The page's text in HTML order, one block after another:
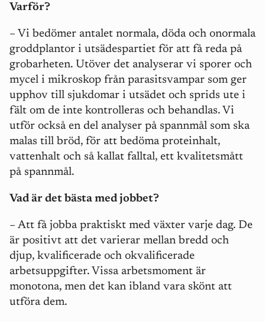
Varför?
– Vi bedömer antalet normala, döda och onormala
groddplantor i utsädespartiet för att få reda på
grobarheten. Utöver det analyserar vi sporer och
mycel i mikroskop från parasitsvampar som ger
upphov till sjukdomar i utsädet och sprids ute i
fält om de inte kontrolleras och behandlas. Vi
utför också en del analyser på spannmål som ska
malas till bröd, för att bedöma proteinhalt,
vattenhalt och så kallat falltal, ett kvalitetsmått
på spannmål.
Vad är det bästa med jobbet?
– Att få jobba praktiskt med växter varje dag. De
är positivt att det varierar mellan bredd och
djup, kvalificerade och okvalificerade
arbetsuppgifter. Vissa arbetsmoment är
monotona, men det kan ibland vara skönt att
utföra dem.